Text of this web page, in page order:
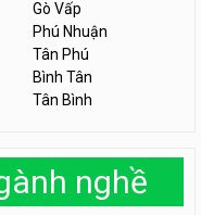
Gò Vấp
Phú Nhuận
Tân Phú
Bình Tân
Tân Bình
nghề